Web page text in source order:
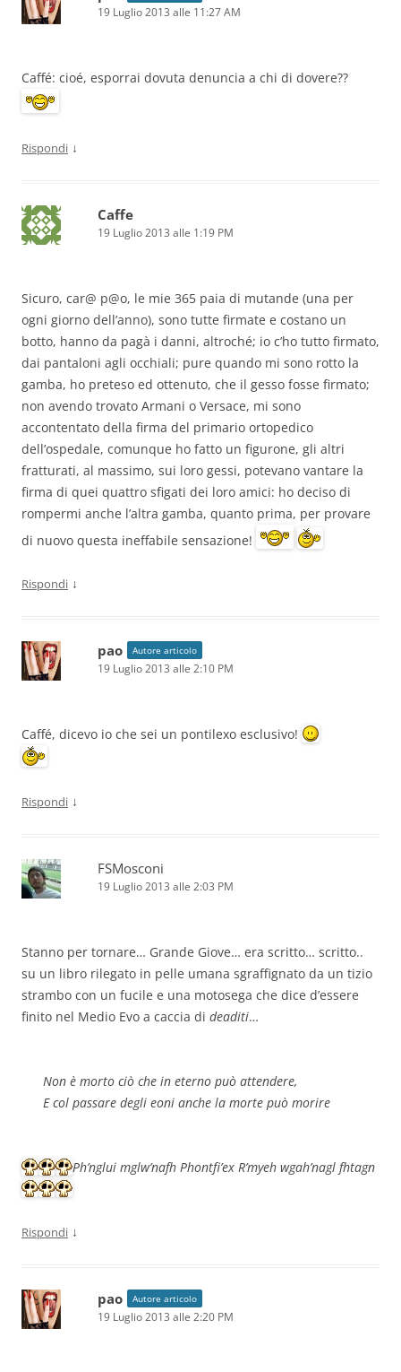
19 Luglio 2013 alle 11:27 AM
Caffé: cioé, esporrai dovuta denuncia a chi di dovere??
Rispondi ↓
Caffe
19 Luglio 2013 alle 1:19 PM
Sicuro, car@ p@o, le mie 365 paia di mutande (una per
ogni giorno dell’anno), sono tutte firmate e costano un
botto, hanno da pagà i danni, altroché; io c’ho tutto firmato,
dai pantaloni agli occhiali; pure quando mi sono rotto la
gamba, ho preteso ed ottenuto, che il gesso fosse firmato;
non avendo trovato Armani o Versace, mi sono
accontentato della firma del primario ortopedico
dell’ospedale, comunque ho fatto un figurone, gli altri
fratturati, al massimo, sui loro gessi, potevano vantare la
firma di quei quattro sfigati dei loro amici: ho deciso di
rompermi anche l’altra gamba, quanto prima, per provare
di nuovo questa ineffabile sensazione!
Rispondi ↓
pao Autore articolo
19 Luglio 2013 alle 2:10 PM
Caffé, dicevo io che sei un pontilexo esclusivo!
Rispondi ↓
FSMosconi
19 Luglio 2013 alle 2:03 PM
Stanno per tornare… Grande Giove… era scritto… scritto..
su un libro rilegato in pelle umana sgraffignato da un tizio
strambo con un fucile e una motosega che dice d’essere
finito nel Medio Evo a caccia di deaditi…
Non è morto ciò che in eterno può attendere,
E col passare degli eoni anche la morte può morire
Ph’nglui mglw’nafh Phontfi’ex R’myeh wgah’nagl fhtagn
Rispondi ↓
pao Autore articolo
19 Luglio 2013 alle 2:20 PM